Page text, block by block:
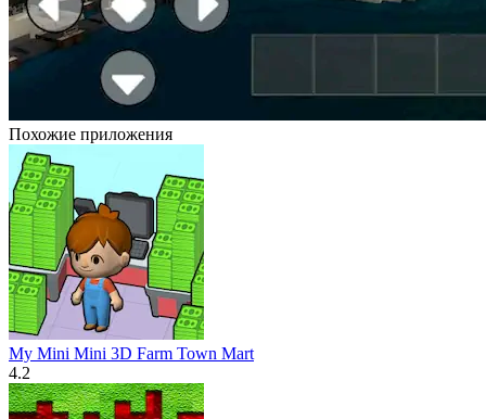
Похожие приложения
My Mini Mini 3D Farm Town Mart
4.2